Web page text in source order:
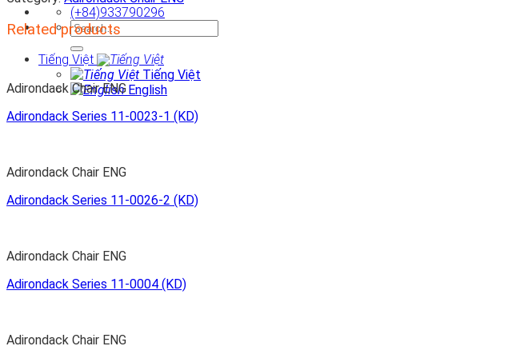
(+84)933790296
Search
for:
Tiếng Việt
Tiếng Việt
English
Related products
Adirondack Chair ENG
Adirondack Series 11-0023-1 (KD)
Adirondack Chair ENG
Adirondack Series 11-0026-2 (KD)
Adirondack Chair ENG
Adirondack Series 11-0004 (KD)
Adirondack Chair ENG